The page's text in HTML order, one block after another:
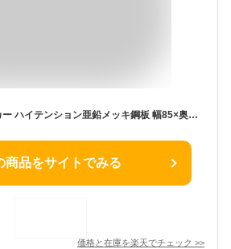
屋外用 ダストストッカー ハイテンション亜鉛メッキ鋼板 幅85×奥行49×高さ70cm 45Lゴミ袋×3個対応 アジャスター付き DB-80 屋外ストッカー ダストストッカー 屋外用ゴミ箱 ゴミステーション おしゃれ 山善 YAMAZEN ガーデンマスター 【送料無料】
商品をサイトでみる
価格と在庫を楽天でチェック >>